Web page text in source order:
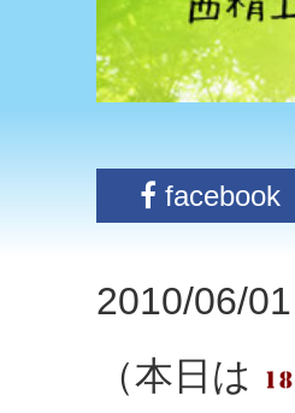
facebook
2010/06/
（本日は